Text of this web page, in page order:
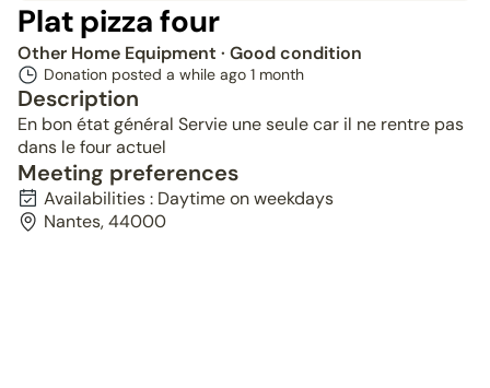
Plat pizza four
Other Home Equipment · Good condition
Donation posted a while ago 1 month
Description
En bon état général Servie une seule car il ne rentre pas
dans le four actuel
Meeting preferences
Availabilities : Daytime on weekdays
Nantes, 44000